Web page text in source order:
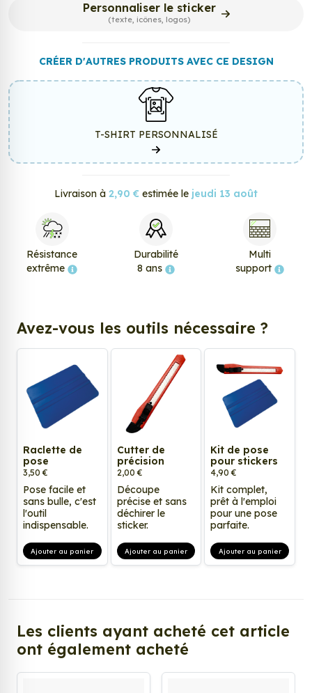
Personnaliser le sticker
(texte, icônes, logos)
CRÉER D'AUTRES PRODUITS AVEC CE DESIGN
T-SHIRT PERSONNALISÉ
Livraison à 2,90 € estimée le jeudi 13 août
Résistance
extrême
Durabilité
8 ans
Multi
support
Avez-vous les outils nécessaire ?
Raclette de
pose
3,50 €
Pose facile et
sans bulle, c'est
l'outil
indispensable.
Ajouter au panier
Cutter de
précision
2,00 €
Découpe
précise et sans
déchirer le
sticker.
Ajouter au panier
Kit de pose
pour stickers
4,90 €
Kit complet,
prêt à l'emploi
pour une pose
parfaite.
Ajouter au panier
Les clients ayant acheté cet article
ont également acheté